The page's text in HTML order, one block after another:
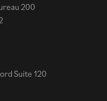
200
Suite 120